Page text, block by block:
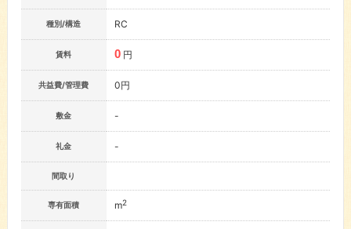
種別/構造 RC
賃料 0 円
共益費/管理費 0円
敷金 -
礼金 -
間取り
専有面積 m2